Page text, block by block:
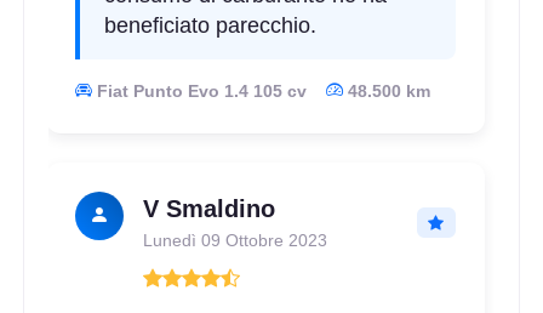
beneficiato parecchio.
Fiat Punto Evo 1.4 105 cv 48.500 km
V Smaldino
Lunedì 09 Ottobre 2023